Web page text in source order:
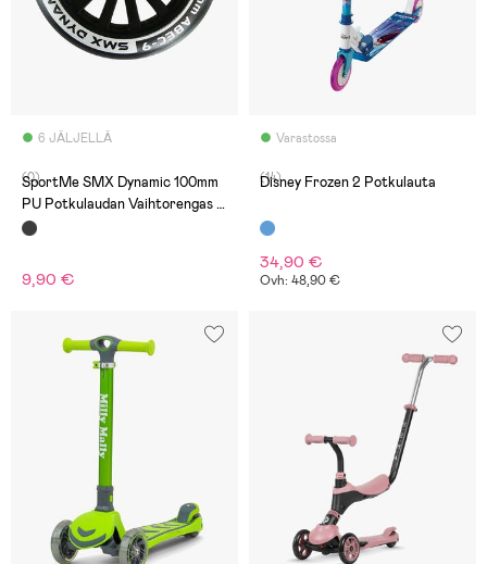
6 JÄLJELLÄ
(0)
SportMe SMX Dynamic 100mm
PU Potkulaudan Vaihtorengas -
PP Core
9,90 €
Varastossa
(14)
Disney Frozen 2 Potkulauta
34,90 €
Ovh: 48,90 €